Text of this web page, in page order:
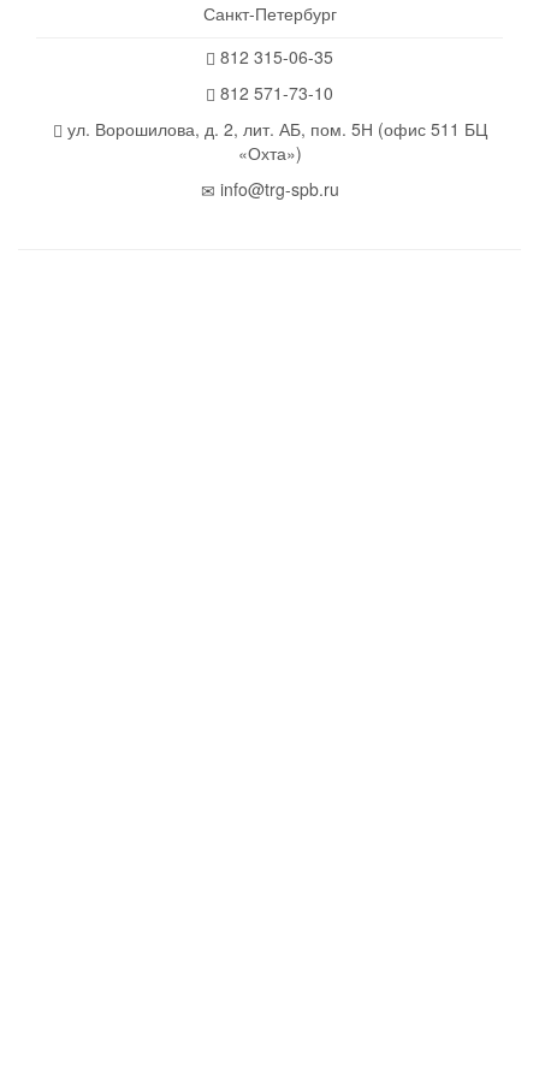
Санкт-Петербург
812 315-06-35
812 571-73-10
ул. Ворошилова, д. 2, лит. АБ, пом. 5Н (офис 511 БЦ
«Охта»)
info@trg-spb.ru